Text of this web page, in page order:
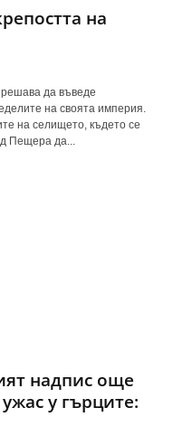
на
да въведе
на своята империя.
на селището, където се
Пещера да...
надпис още
у гърците: